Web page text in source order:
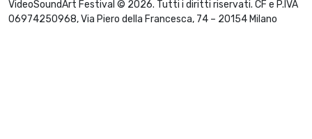
VideoSoundArt Festival © 2026. Tutti i diritti riservati. CF e P.IVA
06974250968, Via Piero della Francesca, 74 – 20154 Milano